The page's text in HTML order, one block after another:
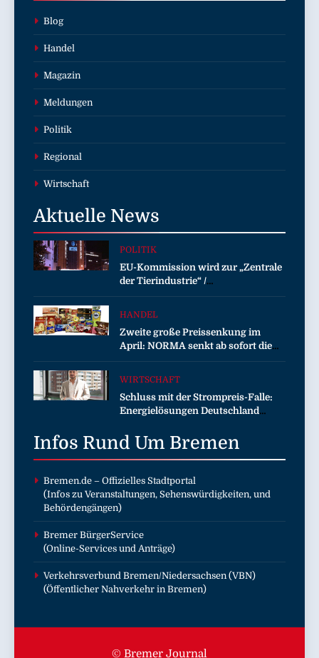
Blog
Handel
Magazin
Meldungen
Politik
Regional
Wirtschaft
Aktuelle News
POLITIK
EU-Kommission wird zur „Zentrale
der Tierindustrie“ /
Tierschutzorganisation Animal
Brüssel die Nähe der EU-
Kommission zur Tierindustrie an
HANDEL
Zweite große Preissenkung im
April: NORMA senkt ab sofort die
Preise auf Schokolade und Käse um
LECKERROM, CREMISEE,
EXCELSIOR süßer und herzhafter
Genuss
WIRTSCHAFT
Schluss mit der Strompreis-Falle:
Energielösungen Deutschland
eigenen Energieversorgern werden
und dabei sogar Geld verdienen
Infos Rund Um Bremen
Bremen.de – Offizielles Stadtportal
(Infos zu Veranstaltungen, Sehenswürdigkeiten, und
Behördengängen)
Bremer BürgerService
(Online-Services und Anträge)
Verkehrsverbund Bremen/Niedersachsen (VBN)
(Öffentlicher Nahverkehr in Bremen)
© Bremer Journal